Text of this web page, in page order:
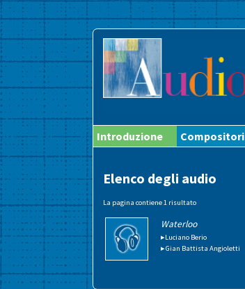
Introduzione Compositori
Elenco degli audio
La pagina contiene 1 risultato
Waterloo
▸Luciano Berio
▸Gian Battista Angioletti